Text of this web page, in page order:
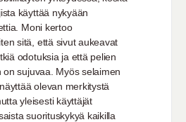
käyttää nykyään
Moni kertoo
sitä, että sivut aukeavat
odotuksia ja että pelien
on sujuvaa. Myös selaimen
olevan merkitystä
yleisesti käyttäjät
suorituskykyä kaikilla